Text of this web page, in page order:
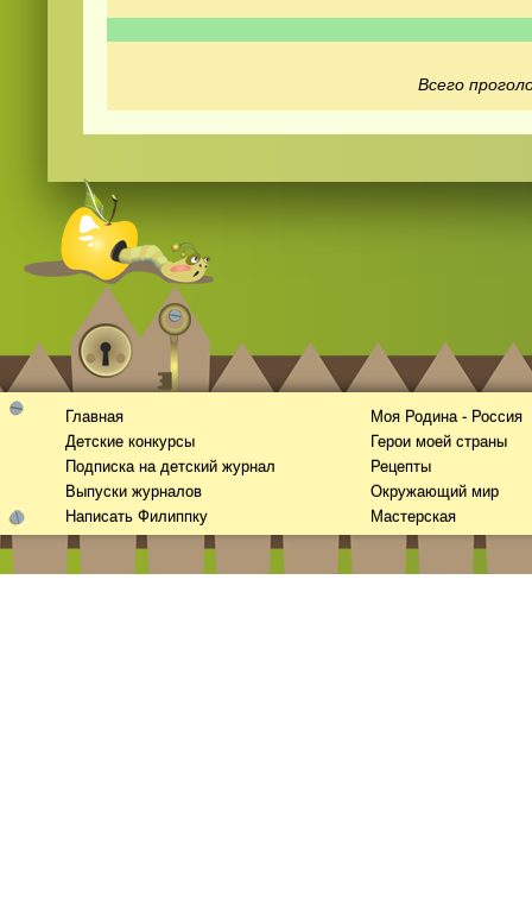
Всего
Главная
Детские конкурсы
Подписка на детский журнал
Выпуски журналов
Написать Филиппку
Моя Родина - Россия
Герои моей страны
Рецепты
Окружающий мир
Мастерская